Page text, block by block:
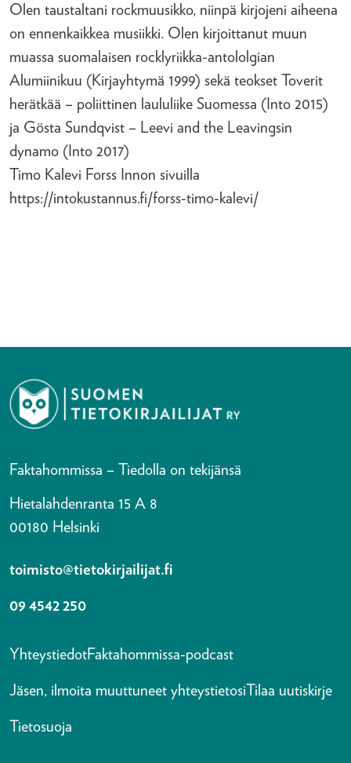
Olen taustaltani rockmuusikko, niinpä kirjojeni aiheena
on ennenkaikkea musiikki. Olen kirjoittanut muun
muassa suomalaisen rocklyriikka-antololgian
Alumiinikuu (Kirjayhtymä 1999) sekä teokset Toverit
herätkää – poliittinen laululiike Suomessa (Into 2015)
ja Gösta Sundqvist – Leevi and the Leavingsin
dynamo (Into 2017)
Timo Kalevi Forss Innon sivuilla
https://intokustannus.fi/forss-timo-kalevi/
Faktahommissa – Tiedolla on tekijänsä
Hietalahdenranta 15 A 8
00180 Helsinki
toimisto@tietokirjailijat.fi
09 4542 250
YhteystiedotFaktahommissa-podcast
Jäsen, ilmoita muuttuneet yhteystietosi Tilaa uutiskirje
Tietosuoja